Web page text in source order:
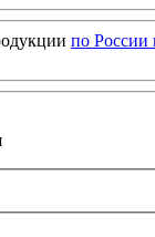
по